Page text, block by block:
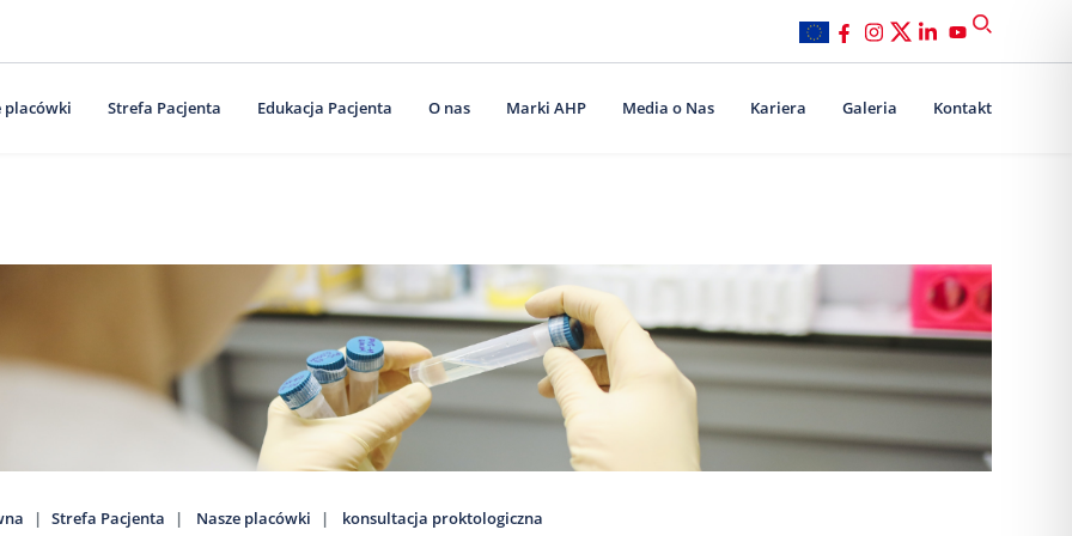
placówki Strefa Pacjenta Edukacja Pacjenta O nas Marki AHP Media o Nas Kariera Galeria Kontakt
Strefa Pacjenta Nasze placówki konsultacja proktologiczna